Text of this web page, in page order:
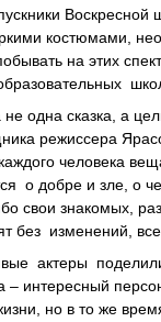
костюмами,
на этих
одна сказка, а
режиссера
человека
о добре и зле, о
свои знакомых,
без изменений,
актеры
интересный
но в то же